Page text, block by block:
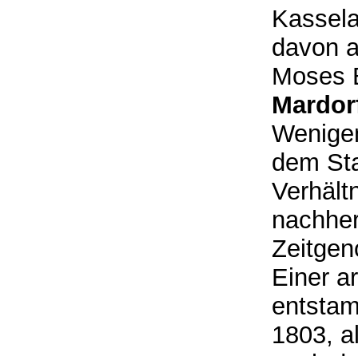
davon
Moses
dem
Einer
1803,